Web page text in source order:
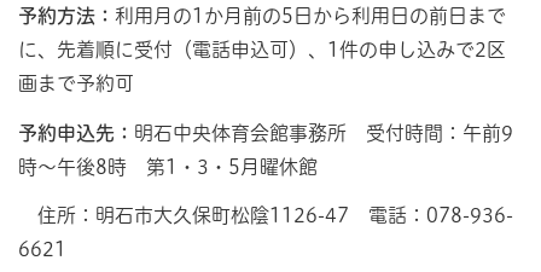
予約方法： 利用月の1か月前の5日から利用日の前日まで
に、先着順に受付（電話申込可）、1件の申し込みで2区
画まで予約可
予約申込先： 明石中央体育会館事務所 受付時間：午前9
時～午後8時 第1・3・5月曜休館
住所：明石市大久保町松陰1126-47 電話：078-936-
6621